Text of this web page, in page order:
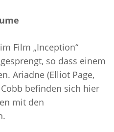
Film „Inception“
so dass einem
Ariadne (Elliot Page,
befinden sich hier
mit den